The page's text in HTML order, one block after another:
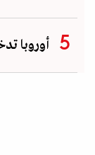
أوروبا